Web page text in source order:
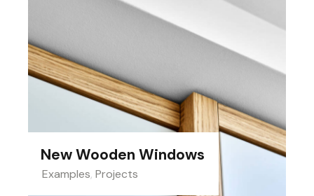
New Wooden Windows
Examples, Projects